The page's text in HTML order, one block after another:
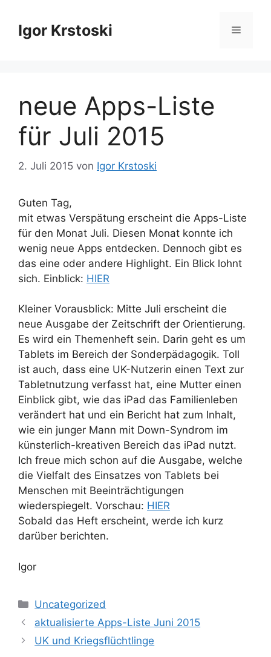
Inhalt
springenIgor Krstoski Menü
neue Apps-Liste
für Juli 2015
2. Juli 2015 von Igor Krstoski
Guten Tag,
mit etwas Verspätung erscheint die Apps-Liste
für den Monat Juli. Diesen Monat konnte ich
wenig neue Apps entdecken. Dennoch gibt es
das eine oder andere Highlight. Ein Blick lohnt
sich. Einblick: HIER
Kleiner Vorausblick: Mitte Juli erscheint die
neue Ausgabe der Zeitschrift der Orientierung.
Es wird ein Themenheft sein. Darin geht es um
Tablets im Bereich der Sonderpädagogik. Toll
ist auch, dass eine UK-Nutzerin einen Text zur
Tabletnutzung verfasst hat, eine Mutter einen
Einblick gibt, wie das iPad das Familienleben
verändert hat und ein Bericht hat zum Inhalt,
wie ein junger Mann mit Down-Syndrom im
künsterlich-kreativen Bereich das iPad nutzt.
Ich freue mich schon auf die Ausgabe, welche
die Vielfalt des Einsatzes von Tablets bei
Menschen mit Beeinträchtigungen
wiederspiegelt. Vorschau: HIER
Sobald das Heft erscheint, werde ich kurz
darüber berichten.
Igor
Kategorien
Uncategorized
aktualisierte Apps-Liste Juni 2015
UK und Kriegsflüchtlinge